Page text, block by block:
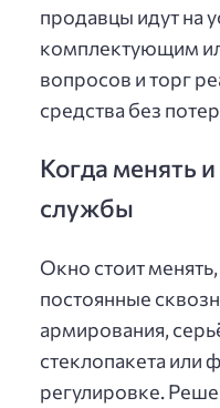
продавцы идут на
комплектующим
вопросов и торг
средства без
Когда менять
службы
Окно стоит
постоянные
армирования,
стеклопакета или
регулировке.